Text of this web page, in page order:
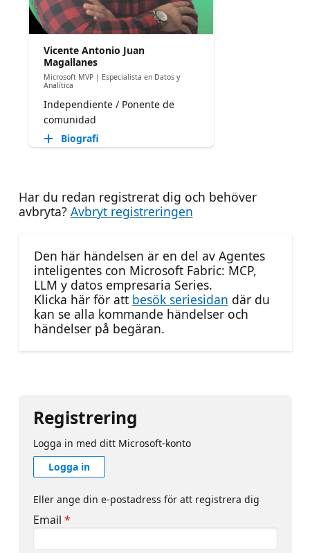
Vicente Antonio Juan
Magallanes
Microsoft MVP | Especialista en Datos y
Analítica
Independiente / Ponente de
comunidad
Biografi
Har du redan registrerat dig och behöver
avbryta? Avbryt registreringen
Den här händelsen är en del av Agentes
inteligentes con Microsoft Fabric: MCP,
LLM y datos empresaria Series.
Klicka här för att besök seriesidan där du
kan se alla kommande händelser och
händelser på begäran.
Registrering
Logga in med ditt Microsoft-konto
Logga in
Eller ange din e-postadress för att registrera dig
Email *